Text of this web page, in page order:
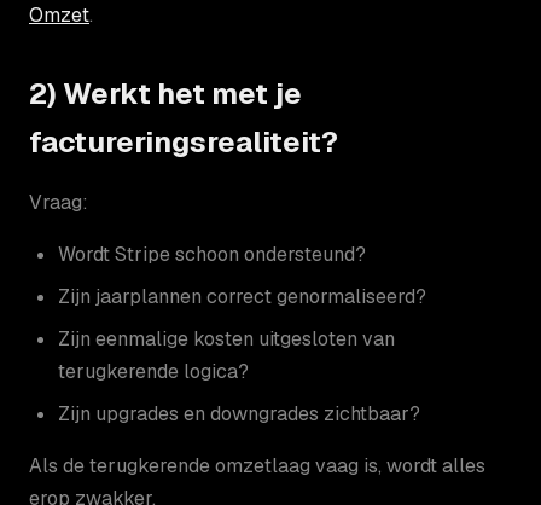
Omzet.
2) Werkt het met je
factureringsrealiteit?
Vraag:
Wordt Stripe schoon ondersteund?
Zijn jaarplannen correct genormaliseerd?
Zijn eenmalige kosten uitgesloten van
terugkerende logica?
Zijn upgrades en downgrades zichtbaar?
Als de terugkerende omzetlaag vaag is, wordt alles
erop zwakker.